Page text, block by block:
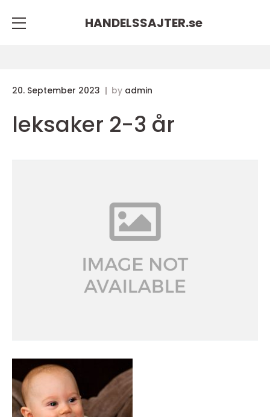
HANDELSSAJTER.se
20. September 2023 by admin
leksaker 2-3 år